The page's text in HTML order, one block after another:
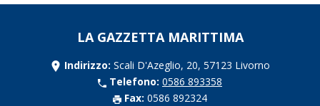
LA GAZZETTA MARITTIMA
Indirizzo: Scali D'Azeglio, 20, 57123 Livorno
Telefono: 0586 893358
Fax: 0586 892324